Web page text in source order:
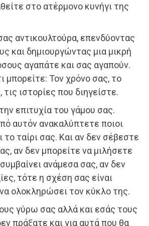
στο ατέρμονο κυνήγι της
αντικουλτούρα, επενδύοντας
και δημιουργώντας μια μικρή
αγαπάτε και σας αγαπούν.
μπορείτε: Τον χρόνο σας, το
ιστορίες που διηγείστε.
επιτυχία του γάμου σας.
αυτόν ανακαλύπτετε ποιοι
το ταίρι σας. Και αν δεν σέβεστε
αν δεν μπορείτε να μιλήσετε
συμβαίνει ανάμεσα σας, αν δεν
τότε η σχέση σας είναι
ολοκληρώσει τον κύκλο της.
γύρω σας αλλά και εσάς τους
πράξατε και για αυτά που θα